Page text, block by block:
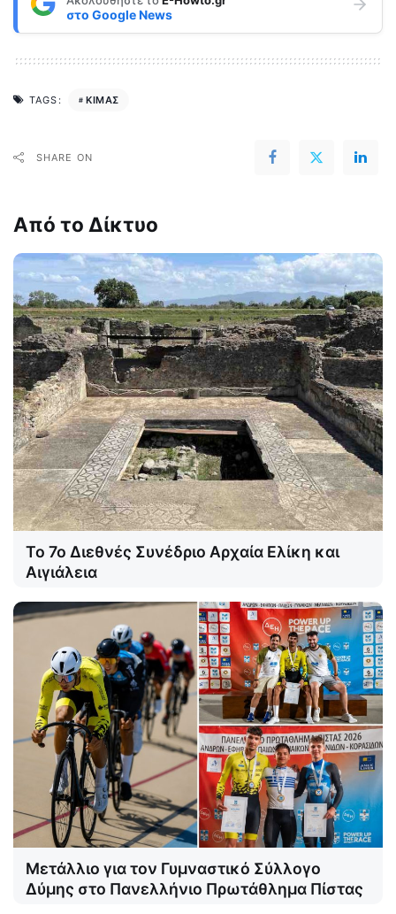
στο Google News
TAGS: ΚΙΜΑΣ
SHARE ON
Από το Δίκτυο
Το 7ο Διεθνές Συνέδριο Αρχαία Ελίκη και
Αιγιάλεια
Μετάλλιο για τον Γυμναστικό Σύλλογο
Δύμης στο Πανελλήνιο Πρωτάθλημα Πίστας